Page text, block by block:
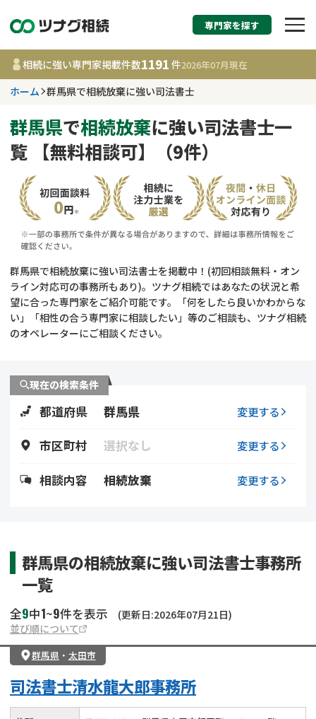
相続税申告・相続手
す
群馬県
事務所
相談内容で探す
相続登記
遺留分侵害額請求
コラム
相続手続き
専門家を探す
相続に強い専門家掲載件数1191 件2026年07月現在
ホーム 群馬県で相続放棄に強い司法書士
群馬県で相続放棄に強い司法書士一
覧 【無料相談可】（9件）
群馬県で相続放棄に強い司法書士を掲載中！(初回相談無料・オン
ライン対応可の事務所もあり)。ツナグ相続ではあなたの状況と希
望に合った専門家をご紹介可能です。「何をしたら良いかわからな
い」「相性の合う専門家に相談したい」等のご相談も、ツナグ相続
のオペレーターにご相談ください。
現在の検索条件
都道府県 群馬県 変更する
市区町村 選択なし 変更する
相談内容 相続放棄 変更する
群馬県の相続放棄に強い司法書士事務所
一覧
全9中1~9件を表示
(更新日:2026年07月21日)
並び順について
群馬県 ・ 太田市
司法書士清水龍大郎事務所